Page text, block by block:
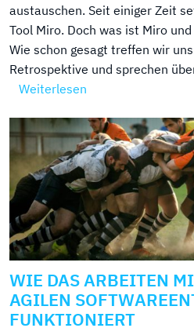
austauschen. Seit einiger Zeit
Tool Miro. Doch was ist Miro
Wie schon gesagt treffen wir
Retrospektive und sprechen
Weiterlesen
WIE DAS ARBEITEN
AGILEN
FUNKTIONIERT